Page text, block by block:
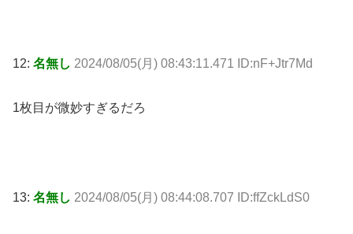
12: 名無し 2024/08/05(月) 08:43:11.471 ID:nF+Jtr7Md
1枚目が微妙すぎるだろ
13: 名無し 2024/08/05(月) 08:44:08.707 ID:ffZckLdS0